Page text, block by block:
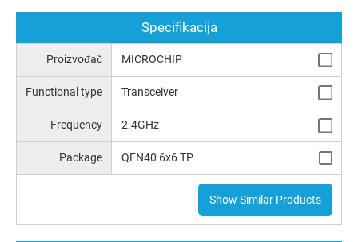
Specifikacija
Proizvođač MICROCHIP
Functional type Transceiver
Frequency 2.4GHz
Package QFN40 6x6 TP
Show Similar Products